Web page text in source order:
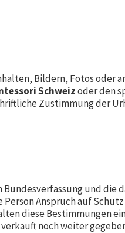
Bildern, Fotos oder
Schweizoder den
Zustimmung der
und
Anspruch auf
diese Bestimmungen
noch weiter